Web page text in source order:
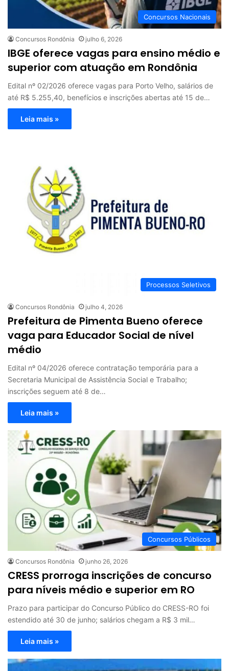
Concursos Nacionais
Concursos Rondônia julho 6, 2026
IBGE oferece vagas para ensino médio e
superior com atuação em Rondônia
Edital nº 02/2026 oferece vagas para Porto Velho, salários de
até R$ 5.255,40, benefícios e inscrições abertas até 15 de…
Leia mais »
Processos Seletivos
Concursos Rondônia julho 4, 2026
Prefeitura de Pimenta Bueno oferece
vaga para Educador Social de nível
médio
Edital nº 04/2026 oferece contratação temporária para a
Secretaria Municipal de Assistência Social e Trabalho;
inscrições seguem até 8 de…
Leia mais »
Concursos Públicos
Concursos Rondônia junho 26, 2026
CRESS prorroga inscrições de concurso
para níveis médio e superior em RO
Prazo para participar do Concurso Público do CRESS-RO foi
estendido até 30 de junho; salários chegam a R$ 3 mil…
Leia mais »